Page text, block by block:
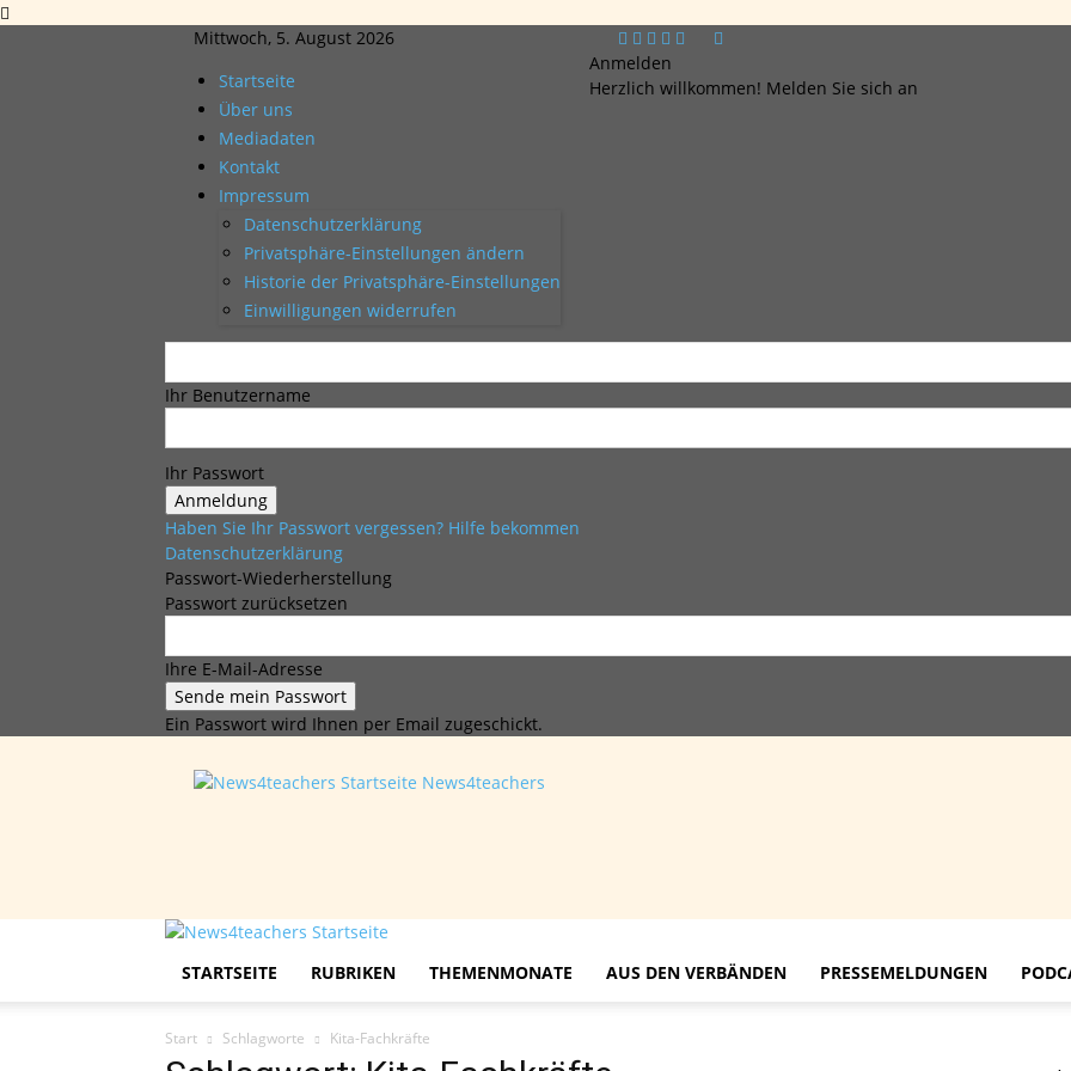
Mittwoch, 5. August 2026
Startseite
Über uns
Mediadaten
Kontakt
Impressum
Datenschutzerklärung
Privatsphäre-Einstellungen ändern
Historie der Privatsphäre-Einstellungen
Einwilligungen widerrufen
Anmelden
Herzlich willkommen! Melden Sie sich an
Ihr Benutzername
Ihr Passwort
Haben Sie Ihr Passwort vergessen? Hilfe bekommen
Datenschutzerklärung
Passwort-Wiederherstellung
Passwort zurücksetzen
Ihre E-Mail-Adresse
Ein Passwort wird Ihnen per Email zugeschickt.
News4teachers
STARTSEITE RUBRIKEN THEMENMONATE AUS DEN VERBÄNDEN PRESSEMELDUNGEN
Start Schlagworte Kita-Fachkräfte